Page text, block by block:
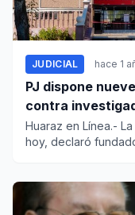
JUDICIAL hace 1
PJ dispone
contra
Huaraz en Línea.-
hoy, declaró